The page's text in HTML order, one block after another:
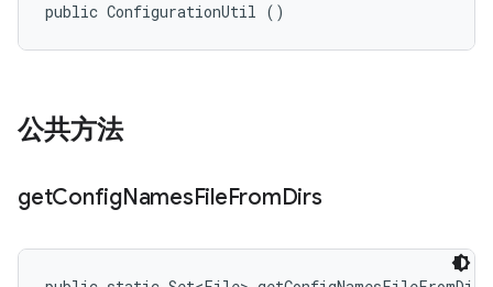
public ConfigurationUtil ()
公共方法
getConfigNamesFileFromDirs